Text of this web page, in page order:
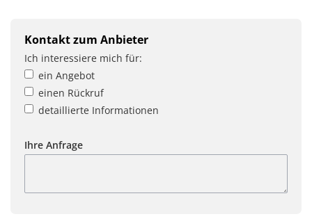
Kontakt zum Anbieter
Ich interessiere mich für:
ein Angebot
einen Rückruf
detaillierte Informationen
Ihre Anfrage